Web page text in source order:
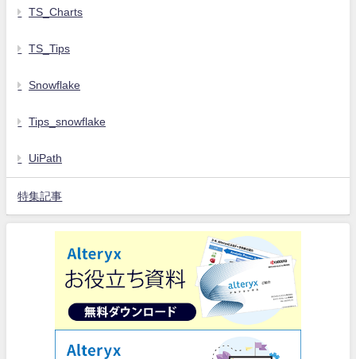
TS_Charts
TS_Tips
Snowflake
Tips_snowflake
UiPath
特集記事